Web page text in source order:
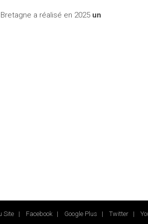
a réalisé en 2025 un
Site | Facebook | Google Plus | Twitter |